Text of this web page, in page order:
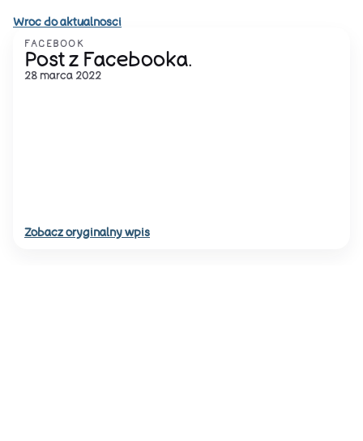
Wroc do aktualnosci
FACEBOOK
Post z Facebooka.
28 marca 2022
Zobacz oryginalny wpis